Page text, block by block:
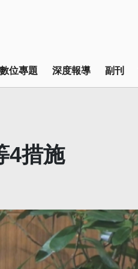
數位專題 深度報導 副刊
4措施